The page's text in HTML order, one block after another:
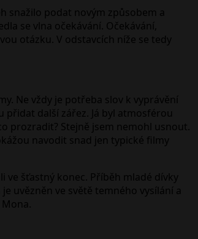
snažilo podat novým způsobem a
se vlna očekávání. Očekávání,
otázku. V odstavcích níže se tedy
Ne vždy je potřeba slov k vyprávění
další zářez. Já byl atmosférou
prozradit? Stejně jsem nemohl usnout.
navodit snad jen typické filmy
ve šťastný konec. Příběh mladé dívky
uvězněn ve světě temného vysílání a